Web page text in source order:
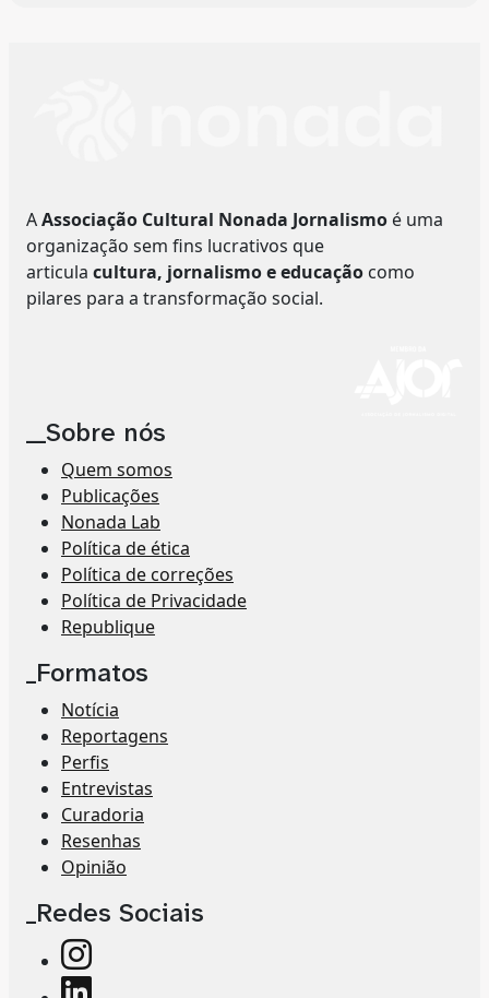
AAssociação Cultural Nonada Jornalismo é uma
organização sem fins lucrativos que
articula cultura, jornalismo e educação como
pilares para a transformação social.
__Sobre nós
Quem somos
Publicações
Nonada Lab
Política de ética
Política de correções
Política de Privacidade
Republique
_Formatos
Notícia
Reportagens
Perfis
Entrevistas
Curadoria
Resenhas
Opinião
_Redes Sociais